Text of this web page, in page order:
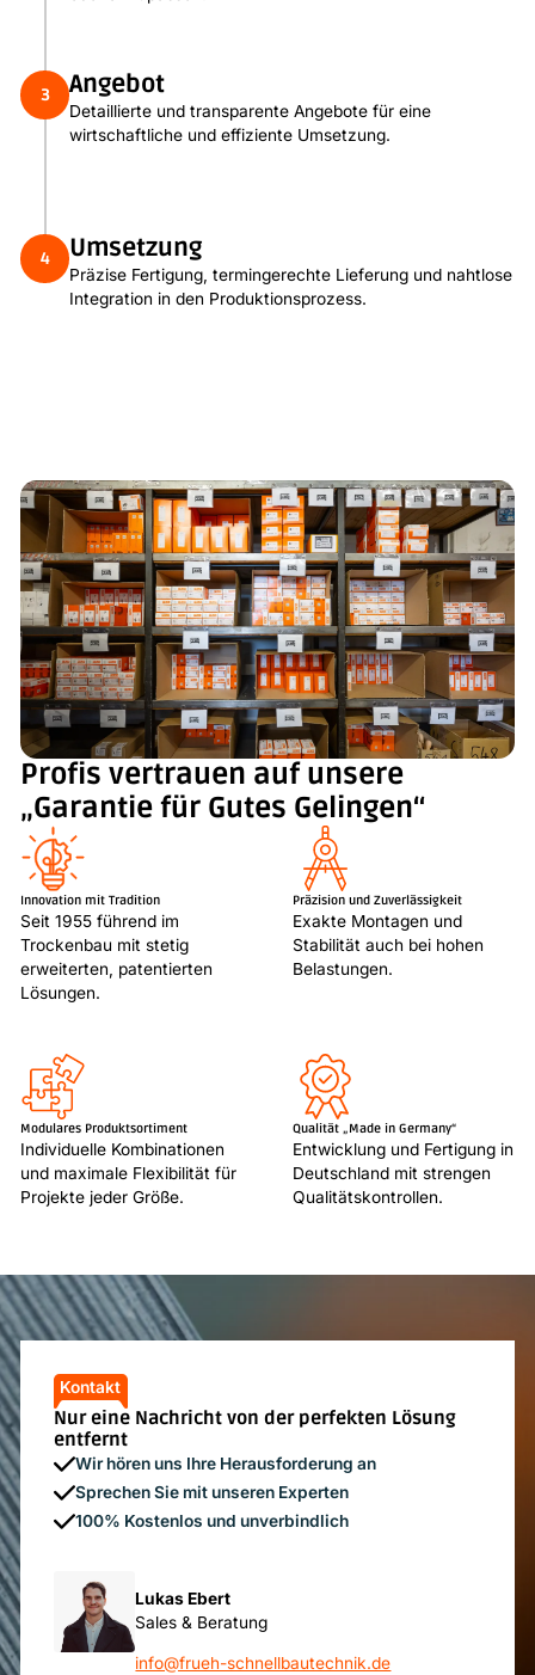
3 Angebot
Detaillierte und transparente Angebote für eine
wirtschaftliche und effiziente Umsetzung.
4 Umsetzung
Präzise Fertigung, termingerechte Lieferung und nahtlose
Integration in den Produktionsprozess.
Profis vertrauen auf unsere
„Garantie für Gutes Gelingen“
Innovation mit Tradition
Seit 1955 führend im
Trockenbau mit stetig
erweiterten, patentierten
Lösungen.
Präzision und Zuverlässigkeit
Exakte Montagen und
Stabilität auch bei hohen
Belastungen.
Modulares Produktsortiment
Individuelle Kombinationen
und maximale Flexibilität für
Projekte jeder Größe.
Qualität „Made in Germany“
Entwicklung und Fertigung in
Deutschland mit strengen
Qualitätskontrollen.
Kontakt
Nur eine Nachricht von der perfekten Lösung
entfernt
Wir hören uns Ihre Herausforderung an
Sprechen Sie mit unseren Experten
100% Kostenlos und unverbindlich
Lukas Ebert
Sales & Beratung
info@frueh-schnellbautechnik.de